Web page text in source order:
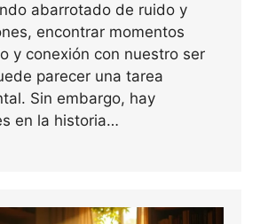
abarrotado de ruido y
encontrar momentos
y conexión con nuestro ser
parecer una tarea
Sin embargo, hay
en la historia…